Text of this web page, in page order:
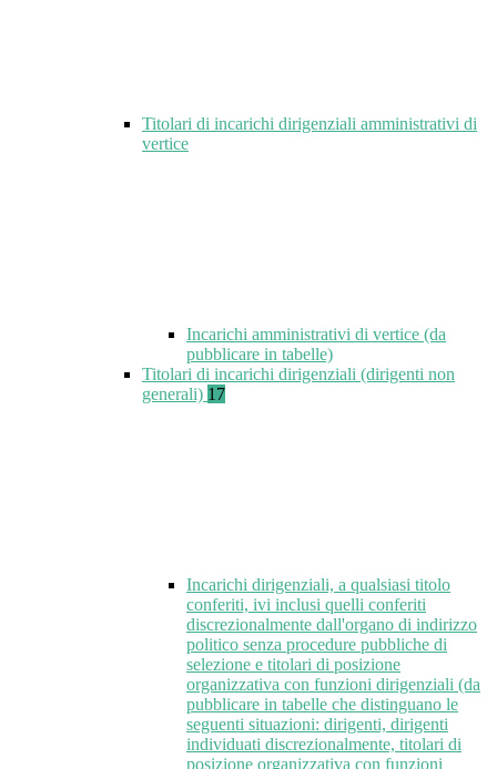
Titolari di incarichi dirigenziali amministrativi di
vertice
Incarichi amministrativi di vertice (da
pubblicare in tabelle)
Titolari di incarichi dirigenziali (dirigenti non
generali) 17
Incarichi dirigenziali, a qualsiasi titolo
conferiti, ivi inclusi quelli conferiti
discrezionalmente dall'organo di indirizzo
politico senza procedure pubbliche di
selezione e titolari di posizione
organizzativa con funzioni dirigenziali (da
pubblicare in tabelle che distinguano le
seguenti situazioni: dirigenti, dirigenti
individuati discrezionalmente, titolari di
posizione organizzativa con funzioni